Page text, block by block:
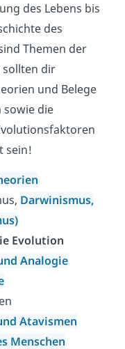
des Lebens bis
des
Themen der
sollten dir
und Belege
die
sein!
Darwinismus,
Evolution
Analogie
Atavismen
Menschen